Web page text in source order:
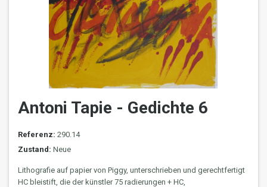
Antoni Tapie - Gedichte 6
Referenz: 290.14
Zustand: Neue
Lithografie auf papier von Piggy, unterschrieben und gerechtfertigt
HC bleistift, die der künstler 75 radierungen + HC,